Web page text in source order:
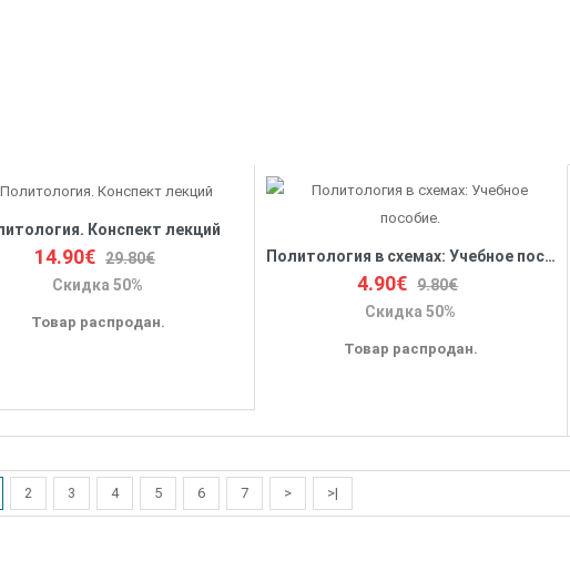
Конспект лекций
14.90€ 29.80€
Скидка 50%
Товар распродан.
Политология в схемах: Учебное пособие.
4.90€ 9.80€
Скидка 50%
Товар распродан.
2 3 4 5 6 7 > >|